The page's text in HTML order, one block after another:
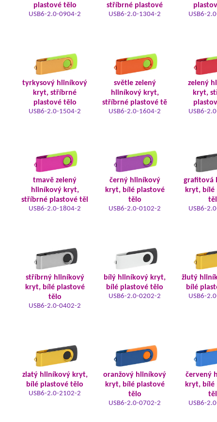
plastové tělo
USB6-2.0-0904-2
stříbrné plastové
USB6-2.0-1304-2 USB6-
tyrkysový hliníkový
kryt, stříbrné
plastové tělo
USB6-2.0-1504-2
světle zelený
hliníkový kryt,
stříbrné plastové tě
USB6-2.0-1604-2
zelený
kryt,
USB6-
tmavě zelený
hliníkový kryt,
stříbrné plastové těl
USB6-2.0-1804-2
černý hliníkový
kryt, bílé plastové
tělo
USB6-2.0-0102-2
grafitová
kryt, bílé
USB6-
stříbrný hliníkový
kryt, bílé plastové
tělo
USB6-2.0-0402-2
bílý hliníkový kryt,
bílé plastové tělo
USB6-2.0-0202-2
žlutý
bílé
USB6-
zlatý hliníkový kryt,
bílé plastové tělo
USB6-2.0-2102-2
oranžový hliníkový
kryt, bílé plastové
tělo
USB6-2.0-0702-2
červený
kryt, bílé
USB6-